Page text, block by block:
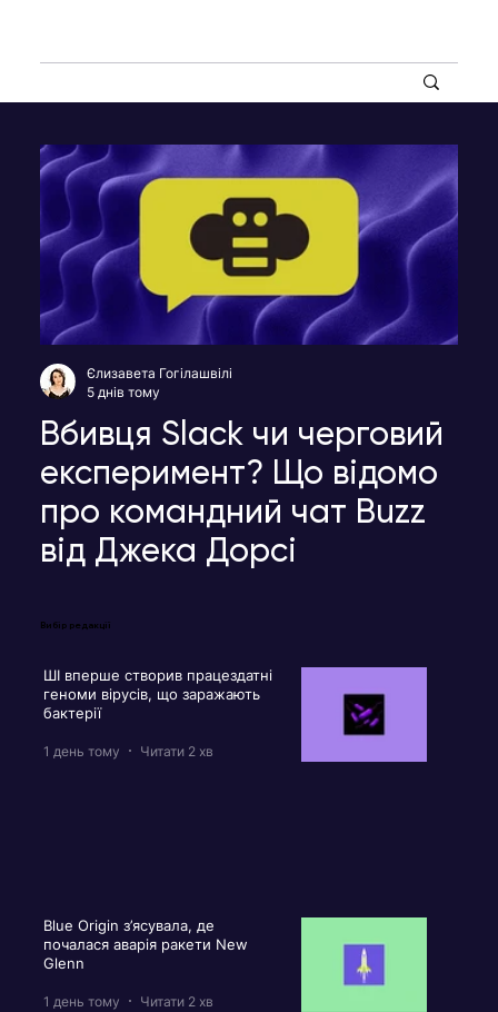
Вбивця Slack чи черговий
експеримент? Що відомо
про командний чат Buzz
від Джека Дорсі
Єлизавета Гогілашвілі
5 днів тому
Вибір редакції
ШІ вперше створив працездатні
геноми вірусів, що заражають
бактерії
1 день тому Читати 2 хв
Blue Origin з’ясувала, де
почалася аварія ракети New
Glenn
1 день тому Читати 2 хв